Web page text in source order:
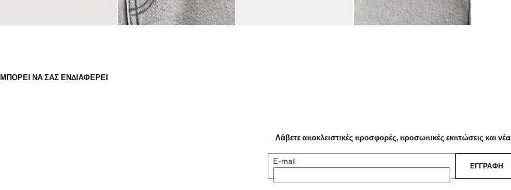
ΜΠΟΡΕΊ ΝΑ ΣΑΣ ΕΝΔΙΑΦΈΡΕΙ
Λάβετε αποκλειστικές προσφορές, προσωπικές εκπτώσεις και νέα
E-mail ΕΓΓΡΑΦΉ